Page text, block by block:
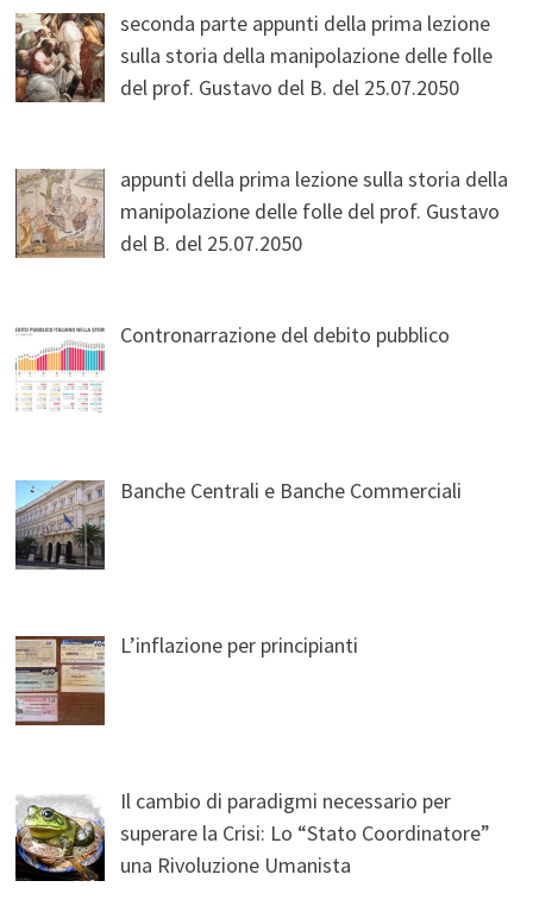
seconda parte appunti della prima lezione
sulla storia della manipolazione delle folle
del prof. Gustavo del B. del 25.07.2050
appunti della prima lezione sulla storia della
manipolazione delle folle del prof. Gustavo
del B. del 25.07.2050
Contronarrazione del debito pubblico
Banche Centrali e Banche Commerciali
L’inflazione per principianti
Il cambio di paradigmi necessario per
superare la Crisi: Lo “Stato Coordinatore”
una Rivoluzione Umanista